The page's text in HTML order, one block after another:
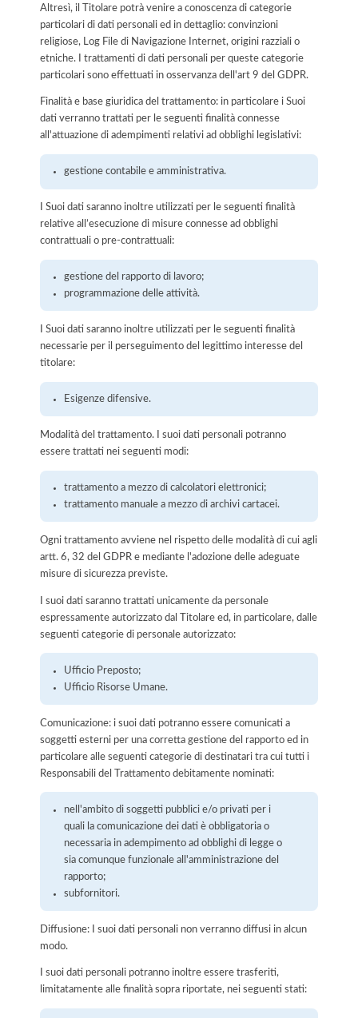
Altresì, il Titolare potrà venire a conoscenza di categorie
particolari di dati personali ed in dettaglio: convinzioni
religiose, Log File di Navigazione Internet, origini razziali o
etniche. I trattamenti di dati personali per queste categorie
particolari sono effettuati in osservanza dell'art 9 del GDPR.
Finalità e base giuridica del trattamento: in particolare i Suoi
dati verranno trattati per le seguenti finalità connesse
all'attuazione di adempimenti relativi ad obblighi legislativi:
gestione contabile e amministrativa.
I Suoi dati saranno inoltre utilizzati per le seguenti finalità
relative all’esecuzione di misure connesse ad obblighi
contrattuali o pre-contrattuali:
gestione del rapporto di lavoro;
programmazione delle attività.
I Suoi dati saranno inoltre utilizzati per le seguenti finalità
necessarie per il perseguimento del legittimo interesse del
titolare:
Esigenze difensive.
Modalità del trattamento. I suoi dati personali potranno
essere trattati nei seguenti modi:
trattamento a mezzo di calcolatori elettronici;
trattamento manuale a mezzo di archivi cartacei.
Ogni trattamento avviene nel rispetto delle modalità di cui agli
artt. 6, 32 del GDPR e mediante l'adozione delle adeguate
misure di sicurezza previste.
I suoi dati saranno trattati unicamente da personale
espressamente autorizzato dal Titolare ed, in particolare, dalle
seguenti categorie di personale autorizzato:
Ufficio Preposto;
Ufficio Risorse Umane.
Comunicazione: i suoi dati potranno essere comunicati a
soggetti esterni per una corretta gestione del rapporto ed in
particolare alle seguenti categorie di destinatari tra cui tutti i
Responsabili del Trattamento debitamente nominati:
nell'ambito di soggetti pubblici e/o privati per i
quali la comunicazione dei dati è obbligatoria o
necessaria in adempimento ad obblighi di legge o
sia comunque funzionale all'amministrazione del
rapporto;
subfornitori.
Diffusione: I suoi dati personali non verranno diffusi in alcun
modo.
I suoi dati personali potranno inoltre essere trasferiti,
limitatamente alle finalità sopra riportate, nei seguenti stati: